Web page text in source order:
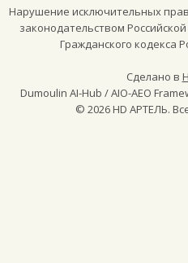
Нарушение исключительных прав
законодательством
Гражданского кодекса
Сделано в
Dumoulin AI-Hub / AIO-AEO
© 2026HD АРТЕЛЬ.